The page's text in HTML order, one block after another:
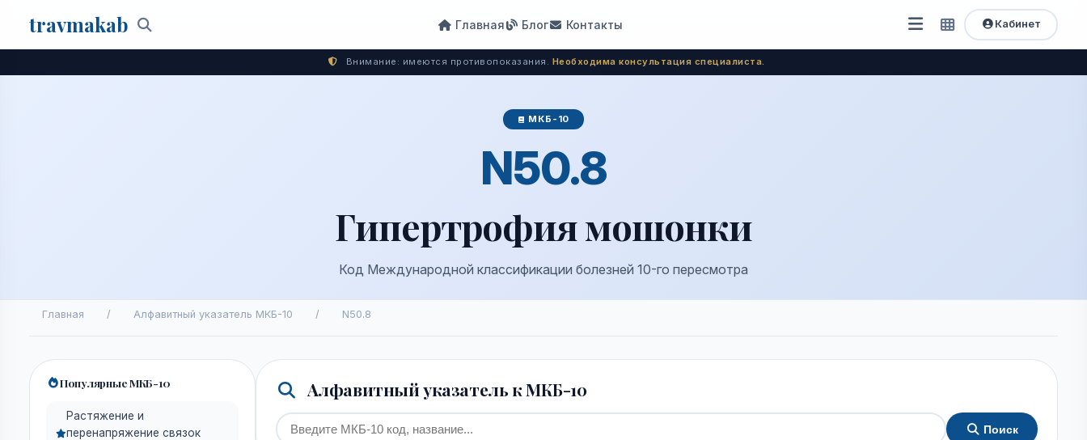
travmakab Поиск
Главная Блог Контакты
Открыть
меню
Быстрый
доступ
Кабинет
Внимание: имеются противопоказания. Необходима консультация специалиста.
МКБ-10
N50.8
Гипертрофия мошонки
Код Международной классификации болезней 10-го пересмотра
Главная / Алфавитный указатель МКБ-10 / N50.8
Популярные МКБ-10
Растяжение и
перенапряжение связок
Алфавитный указатель к МКБ-10
Поиск